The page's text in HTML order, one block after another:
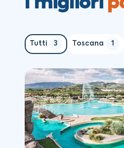
Tutti 3 Toscana 1